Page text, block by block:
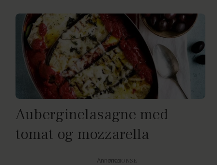
Auberginelasagne med
tomat og mozzarella
Annonce